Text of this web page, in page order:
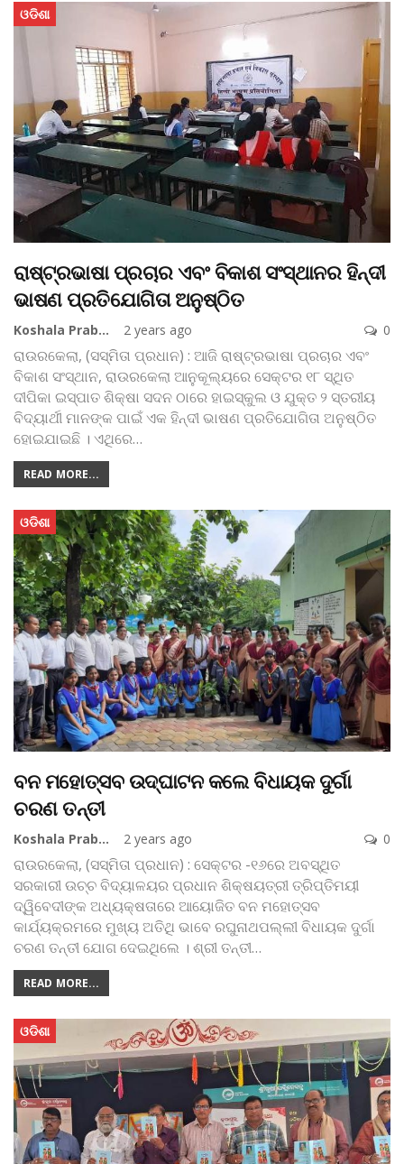
ଓଡିଶା
ରାଷ୍ଟ୍ରଭାଷା ପ୍ରଚାର ଏବଂ ବିକାଶ ସଂସ୍ଥାନର ହିନ୍ଦୀ
ଭାଷଣ ପ୍ରତିଯୋଗିତା ଅନୁଷ୍ଠିତ
Koshala Prabaha 2 years ago 0
ରାଉରକେଲା, (ସସ୍ମିତା ପ୍ରଧାନ) : ଆଜି ରାଷ୍ଟ୍ରଭାଷା ପ୍ରଚାର ଏବଂ
ବିକାଶ ସଂସ୍ଥାନ, ରାଉରକେଲା ଆନୁକୂଲ୍ୟରେ ସେକ୍ଟର ୧୮ ସ୍ଥିତ
ଦୀପିକା ଇସ୍ପାତ ଶିକ୍ଷା ସଦନ ଠାରେ ହାଇସ୍କୁଲ ଓ ଯୁକ୍ତ ୨ ସ୍ତରୀୟ
ବିଦ୍ୟାର୍ଥୀ ମାନଙ୍କ ପାଇଁ ଏକ ହିନ୍ଦୀ ଭାଷଣ ପ୍ରତିଯୋଗିତା ଅନୁଷ୍ଠିତ
ହୋଇଯାଇଛି । ଏଥିରେ…
READ MORE...
ଓଡିଶା
ବନ ମହୋତ୍ସବ ଉଦ୍‌ଘାଟନ କଲେ ବିଧାୟକ ଦୁର୍ଗା
ଚରଣ ତନ୍ତୀ
Koshala Prabaha 2 years ago 0
ରାଉରକେଲା, (ସସ୍ମିତା ପ୍ରଧାନ) : ସେକ୍ଟର -୧୬ରେ ଅବସ୍ଥିତ
ସରକାରୀ ଉଚ୍ଚ ବିଦ୍ୟାଳୟର ପ୍ରଧାନ ଶିକ୍ଷୟତ୍ରୀ ତ୍ରିପ୍ତିମୟୀ
ଦ୍ୱିବେଦୀଙ୍କ ଅଧ୍ୟକ୍ଷତାରେ ଆୟୋଜିତ ବନ ମହୋତ୍ସବ
କାର୍ଯ୍ୟକ୍ରମରେ ମୁଖ୍ୟ ଅତିଥି ଭାବେ ରଘୁନାଥପଲ୍ଲୀ ବିଧାୟକ ଦୁର୍ଗା
ଚରଣ ତନ୍ତୀ ଯୋଗ ଦେଇଥିଲେ । ଶ୍ରୀ ତନ୍ତୀ…
READ MORE...
ଓଡିଶା